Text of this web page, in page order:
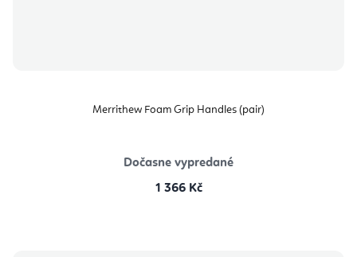
Merrithew Foam Grip Handles (pair)
Dočasne vypredané
1 366 Kč